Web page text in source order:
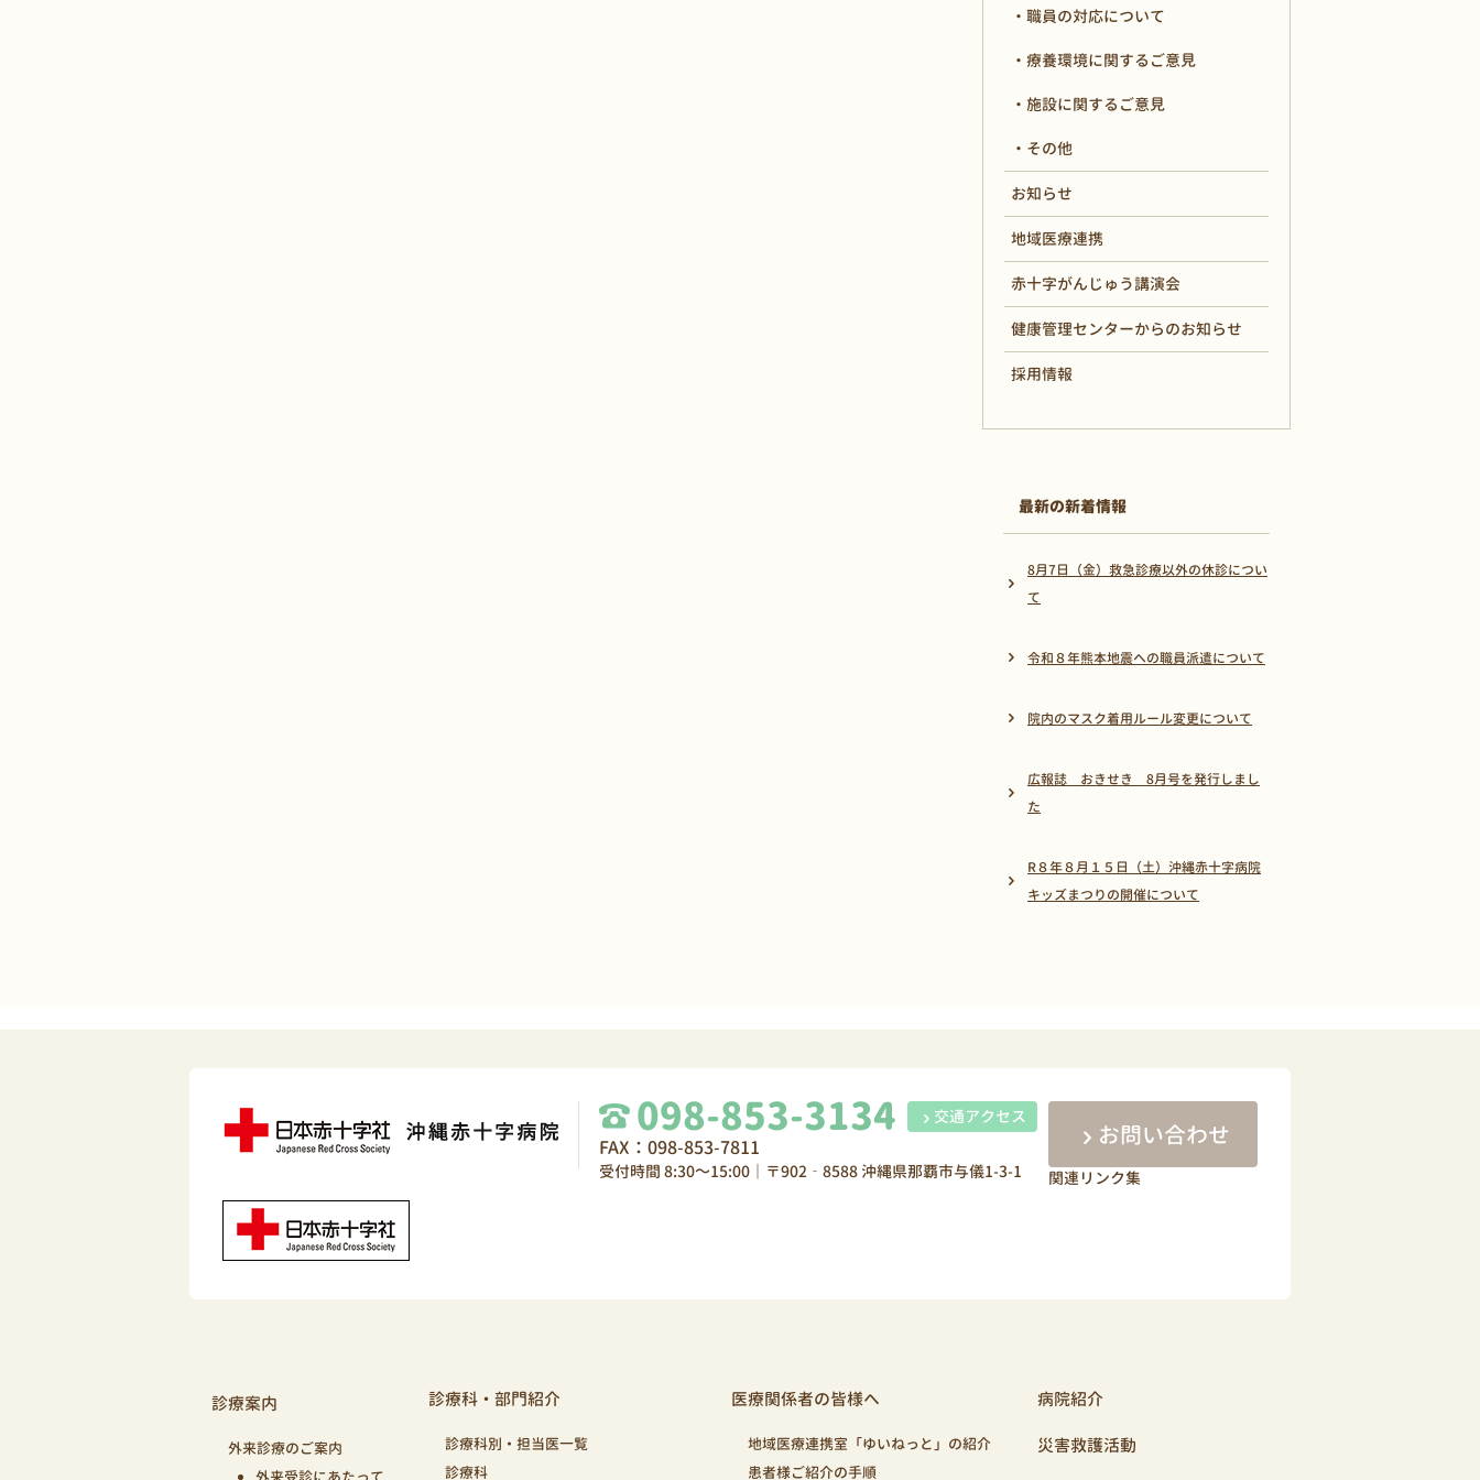
職員の対応について
療養環境に関するご意見
施設に関するご意見
その他
お知らせ
地域医療連携
赤十字がんじゅう講演会
健康管理センターからのお知らせ
採用情報
最新の新着情報
8月7日（金）救急診療以外の休診につい
て
令和８年熊本地震への職員派遣について
院内のマスク着用ルール変更について
広報誌 おきせき 8月号を発行しまし
た
R８年８月１５日（土）沖縄赤十字病院
キッズまつりの開催について
098-853-3134
FAX：098-853-7811
交通アクセス
受付時間 8:30～15:00｜〒902‐8588 沖縄県那覇市与儀1-3-1
お問い合わせ
関連リンク集
診療案内
外来診療のご案内
診療科・部門紹介
診療科別・担当医一覧
診療科
医療関係者の皆様へ
地域医療連携室「ゆいねっと」の紹介
患者様ご紹介の手順
病院紹介
災害救護活動